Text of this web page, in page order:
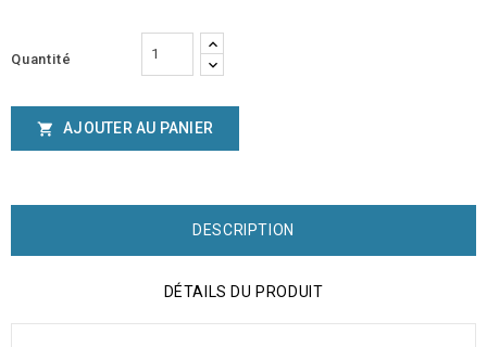
Quantité
 AJOUTER AU PANIER
DESCRIPTION
DÉTAILS DU PRODUIT